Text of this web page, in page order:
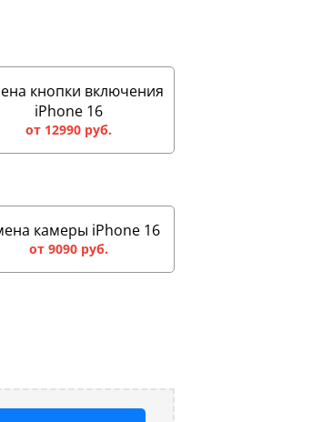
кнопки включения
iPhone 16
от 12990 руб.
камеры iPhone 16
от 9090 руб.